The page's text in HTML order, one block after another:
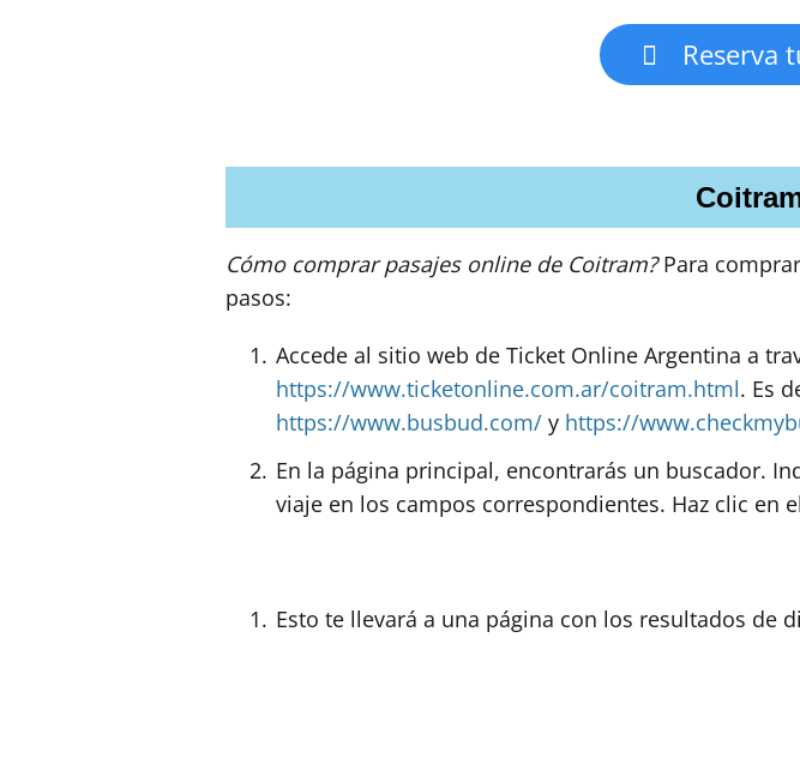
Reserva
Cómo comprar pasajes online de Coitram?Para
pasos:
Accede al sitio web de Ticket Online Argentina a
https://www.ticketonline.com.ar/coitram.html. Es
https://www.busbud.com/ y https://
En la página principal, encontrarás un buscador.
viaje en los campos correspondientes. Haz clic en
Esto te llevará a una página con los resultados de